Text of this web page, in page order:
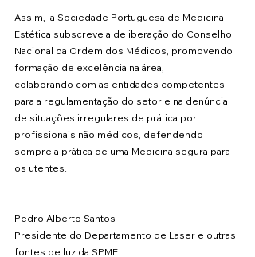
Assim,  a Sociedade Portuguesa de Medicina
Estética subscreve a deliberação do Conselho
Nacional da Ordem dos Médicos, promovendo
formação de excelência na área,
colaborando com as entidades competentes
para a regulamentação do setor e na denúncia
de situações irregulares de prática por
profissionais não médicos, defendendo
sempre a prática de uma Medicina segura para
os utentes.
Pedro Alberto Santos
Presidente do Departamento de Laser e outras
fontes de luz da SPME